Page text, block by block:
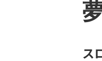
ス